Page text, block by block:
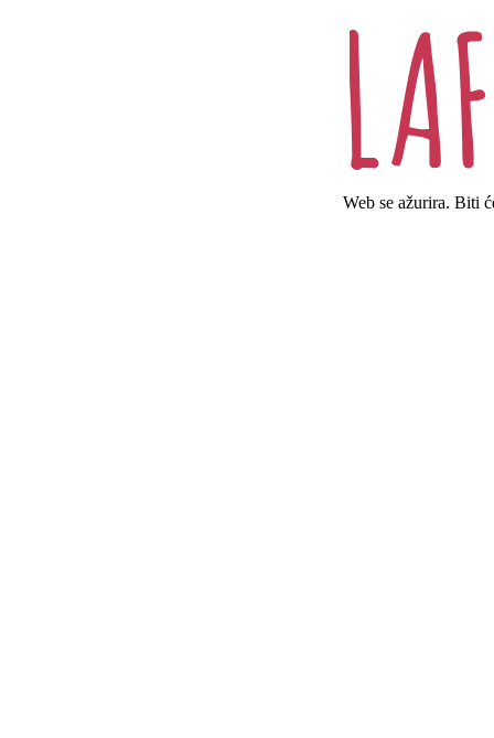
Web se ažurira. Biti